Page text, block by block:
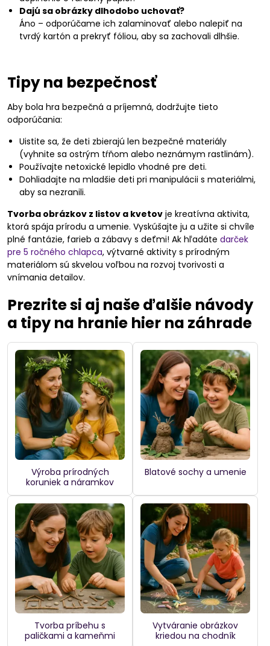
Dajú sa obrázky dlhodobo uchovať?
Áno – odporúčame ich zalaminovať alebo nalepiť na
tvrdý kartón a prekryť fóliou, aby sa zachovali dlhšie.
Tipy na bezpečnosť
Aby bola hra bezpečná a príjemná, dodržujte tieto
odporúčania:
Uistite sa, že deti zbierajú len bezpečné materiály
(vyhnite sa ostrým tŕňom alebo neznámym rastlinám).
Používajte netoxické lepidlo vhodné pre deti.
Dohliadajte na mladšie deti pri manipulácii s materiálmi,
aby sa nezranili.
Tvorba obrázkov z listov a kvetov je kreatívna aktivita,
ktorá spája prírodu a umenie. Vyskúšajte ju a užite si chvíle
plné fantázie, farieb a zábavy s deťmi! Ak hľadáte darček
pre 5 ročného chlapca, výtvarné aktivity s prírodným
materiálom sú skvelou voľbou na rozvoj tvorivosti a
vnímania detailov.
Prezrite si aj naše ďalšie návody
a tipy na hranie hier na záhrade
Výroba prírodných
koruniek a náramkov
Blatové sochy a umenie
Tvorba príbehu s
paličkami a kameňmi
Vytváranie obrázkov
kriedou na chodník